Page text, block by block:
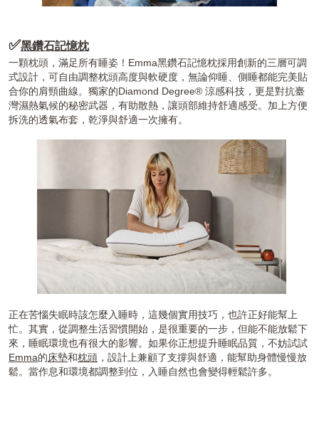
✅黑鑽石記憶枕
一顆枕頭，滿足所有睡姿！Emma黑鑽石記憶枕採用創新的三層可調
式設計，可自由調整枕頭高度與軟硬度，無論仰睡、側睡都能完美貼
合你的肩頸曲線。獨家的Diamond Degree® 涼感科技，更是對抗臺
灣濕熱氣候的秘密武器，有助散熱，讓頭部維持舒適感受。加上方便
拆洗的透氣布套，乾淨與舒適一次擁有。
正在苦惱失眠時該怎麼入睡時，這幾個實用技巧，也許正好能幫上
忙。其實，從調整生活習慣開始，是很重要的一步，但能不能放鬆下
來，睡眠環境也有很大的影響。如果你正想提升睡眠品質，不妨試試
Emma的床墊和枕頭 ，設計上兼顧了支撐與舒適，能幫助身體慢慢放
鬆。當作息和環境都調整到位，入睡自然也會變得輕鬆許多。